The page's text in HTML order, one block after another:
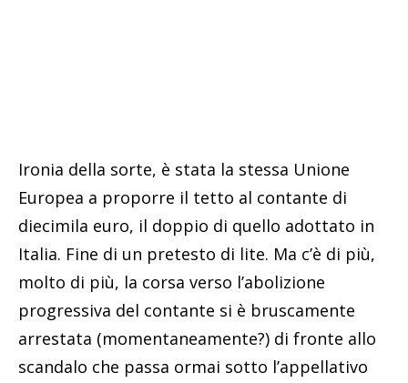
Ironia della sorte, è stata la stessa Unione
Europea a proporre il tetto al contante di
diecimila euro, il doppio di quello adottato in
Italia. Fine di un pretesto di lite. Ma c’è di più,
molto di più, la corsa verso l’abolizione
progressiva del contante si è bruscamente
arrestata (momentaneamente?) di fronte allo
scandalo che passa ormai sotto l’appellativo